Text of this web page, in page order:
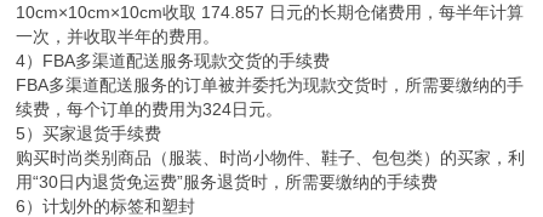
10cm×10cm×10cm收取 174.857 日元的长期仓储费用，每半年计算
一次，并收取半年的费用。
4）FBA多渠道配送服务现款交货的手续费
FBA多渠道配送服务的订单被并委托为现款交货时，所需要缴纳的手
续费，每个订单的费用为324日元。
5）买家退货手续费
购买时尚类别商品（服装、时尚小物件、鞋子、包包类）的买家，利
用“30日内退货免运费”服务退货时，所需要缴纳的手续费
6）计划外的标签和塑封